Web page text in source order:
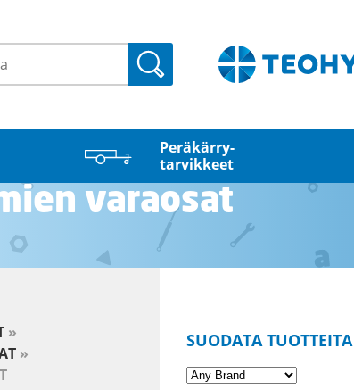
Haku
Peräkärry­
tarvikkeet
varaosat
SUODATA TUOTTEITA
»
»